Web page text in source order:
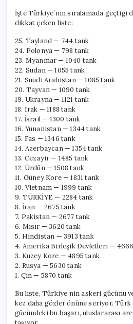
İşte Türkiye’nin sıralamada geçtiği
dikkat çeken liste:
25. Tayland — 744 tank
24. Polonya — 798 tank
23. Myanmar — 1040 tank
22. Sudan — 1055 tank
21. Suudi Arabistan — 1085 tank
20. Tayvan — 1090 tank
19. Ukrayna — 1121 tank
18. Irak — 1188 tank
17. İsrail — 1300 tank
16. Yunanistan — 1344 tank
15. Fas — 1346 tank
14. Azerbaycan — 1354 tank
13. Cezayir — 1485 tank
12. Ürdün — 1508 tank
11. Güney Kore — 1831 tank
10. Vietnam — 1999 tank
9. TÜRKİYE — 2284 tank
8. İran — 2675 tank
7. Pakistan — 2677 tank
6. Mısır — 3620 tank
5. Hindistan — 3913 tank
4. Amerika Birleşik Devletleri —
3. Kuzey Kore — 4895 tank
2. Rusya — 5630 tank
1. Çin — 5870 tank
Bu liste, Türkiye’nin askeri gücünü
kez daha gözler önüne seriyor.
gücündeki bu başarı, uluslararası